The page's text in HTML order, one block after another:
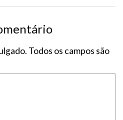
Todos os campos são